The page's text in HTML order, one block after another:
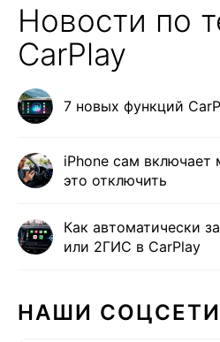
Новости по
CarPlay
7 новых функций
iPhone сам включает
это отключить
Как автоматически
или 2ГИС в CarPlay
НАШИ СОЦСЕТИ